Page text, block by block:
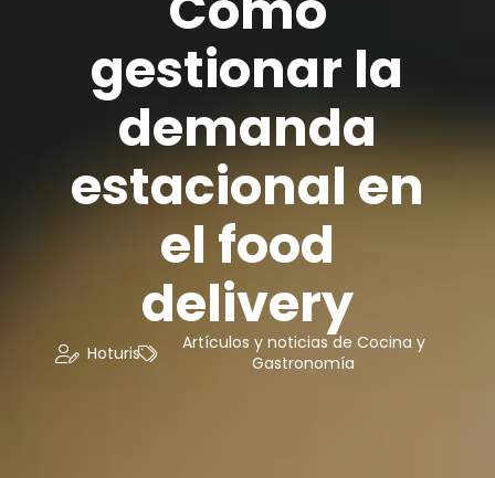
gestionar la
demanda
estacional en
el food
delivery
Hoturis
Artículos y noticias de Cocina y
Gastronomía